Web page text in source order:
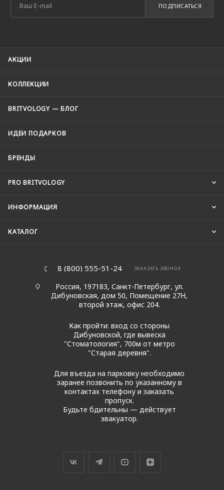
ПОДПИСАТЬСЯ
АКЦИИ
КОЛЛЕКЦИИ
BRITVOLOGY — БЛОГ
ИДЕИ ПОДАРКОВ
БРЕНДЫ
PRO BRITVOLOGY
ИНФОРМАЦИЯ
КАТАЛОГ
8 (800) 555-51-24 ЗАКАЗАТЬ ЗВОНОК
Россия, 197183, Санкт-Петербург, ул.
Дибуновская, дом 50, Помещение 27Н,
второй этаж, офис 204.
Как пройти: вход со стороны
Дибуновской, где вывеска
"Стоматология", 700м от метро
"Старая деревня".
Для въезда на парковку необходимо
заранее позвонить по указанному в
контактах телефону и заказать
пропуск.
Будьте бдительны — действует
эвакуатор.